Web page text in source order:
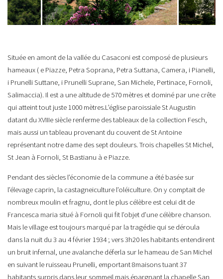
Située en amont de la vallée du Casaconi est composé de plusieurs
hameaux ( e Piazze, Petra Soprana, Petra Suttana, Camera, i Pianelli,
i Prunelli Suttane, i Prunelli Suprane, San Michele, Pertinace, Fornoli,
Salimaccia). Il est a une altitude de 570 mètres et dominé par une crête
qui atteint tout juste 1000 mètres.L’église paroissiale St Augustin
datant du XVIIIe siècle renferme des tableaux de la collection Fesch,
mais aussi un tableau provenant du couvent de St Antoine
représentant notre dame des sept douleurs. Trois chapelles St Michel,
St Jean à Fornoli, St Bastianu à e Piazze.
Pendant des siècles l’économie de la commune a été basée sur
l’élevage caprin, la castagneiculture l’oléiculture. On y comptait de
nombreux moulin et fragnu, dont le plus célèbre est celui dit de
Francesca maria situé à Fornoli qui fit l’objet d’une célèbre chanson.
Mais le village est toujours marqué par la tragédie qui se déroula
dans la nuit du 3 au 4 février 1934 ; vers 3h20 les habitants entendirent
un bruit infernal, une avalanche déferla sur le hameau de San Michel
en suivant le ruisseau Prunelli, emportant 8maisons tuant 37
habitants surpris dans leur sommeil mais épargnant la chapelle San